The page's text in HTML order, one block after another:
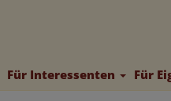
Für Interessenten Für